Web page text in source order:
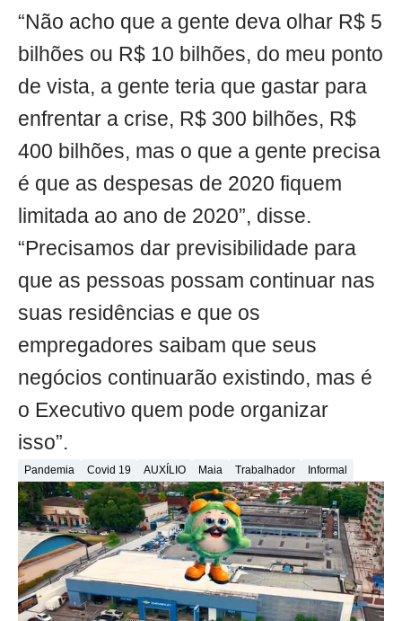
“Não acho que a gente deva olhar R$ 5
bilhões ou R$ 10 bilhões, do meu ponto
de vista, a gente teria que gastar para
enfrentar a crise, R$ 300 bilhões, R$
400 bilhões, mas o que a gente precisa
é que as despesas de 2020 fiquem
limitada ao ano de 2020”, disse.
“Precisamos dar previsibilidade para
que as pessoas possam continuar nas
suas residências e que os
empregadores saibam que seus
negócios continuarão existindo, mas é
o Executivo quem pode organizar
isso”.
Pandemia Covid 19 AUXÍLIO Maia Trabalhador Informal